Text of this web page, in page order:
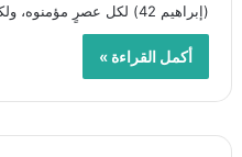
(إبراهيم 42) لكل عصرٍ مؤمنوه، ولكل عصرٍ أبرهته وفراعنته،…
أكمل القراءة »